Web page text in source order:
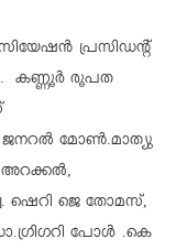
പ്രസിഡൻ്റ്
കണ്ണൂർ രൂപത
ജനറൽ മോൺ.മാത്യു
അറക്കൽ,
ഷെറി ജെ തോമസ്,
പോൾ .കെ